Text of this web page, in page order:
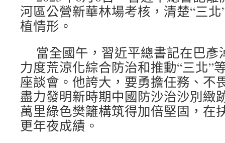
河區公營新華林場考核，清楚“三
植情形。
當全國午，習近平總書記在巴
力度荒涼化綜合防治和推動“三北”
座談會。他誇大，要勇擔任務、不
盡力發明新時期中國防沙治沙別緻
萬里綠色樊籬構筑得加倍堅固，在
更年夜成績。